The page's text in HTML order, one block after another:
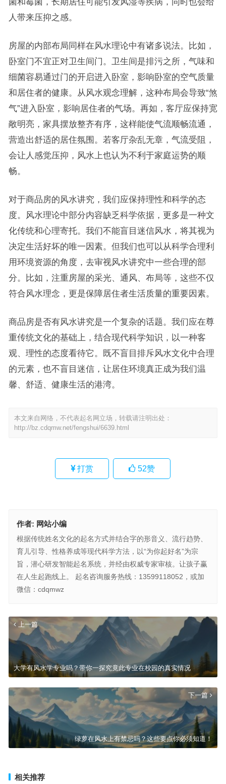
人带来压抑之感。
房屋的内部布局同样在风水理论中有诸多说法。比如，
卧室门不宜正对卫生间门。卫生间是排污之所，气味和
细菌容易通过门的开启进入卧室，影响卧室的空气质量
和居住者的健康。从风水观念理解，这种布局会导致“煞
气”进入卧室，影响居住者的气场。再如，客厅应保持宽
敞明亮，家具摆放整齐有序，这样能使气流顺畅流通，
营造出舒适的居住氛围。若客厅杂乱无章，气流受阻，
会让人感觉压抑，风水上也认为不利于家庭运势的顺
畅。
对于商品房的风水讲究，我们应保持理性和科学的态
度。风水理论中部分内容缺乏科学依据，更多是一种文
化传统和心理寄托。我们不能盲目迷信风水，将其视为
决定生活好坏的唯一因素。但我们也可以从科学合理利
用环境资源的角度，去审视风水讲究中一些合理的部
分。比如，注重房屋的采光、通风、布局等，这些不仅
符合风水理念，更是保障居住者生活质量的重要因素。
商品房是否有风水讲究是一个复杂的话题。我们应在尊
重传统文化的基础上，结合现代科学知识，以一种客
观、理性的态度看待它。既不盲目排斥风水文化中合理
的元素，也不盲目迷信，让居住环境真正成为我们温
馨、舒适、健康生活的港湾。
本文来自网络，不代表起名网立场，转载请注明出处：
http://bz.cdqmw.net/fengshui/6639.html
打赏 52赞
作者: 网站小编
根据传统姓名文化的起名方式并结合字的形音义、流行趋势、
育儿引导、性格养成等现代科学方法，以“为你起好名”为宗
旨，潜心研发智能起名系统，并经由权威专家审核。让孩子赢
在人生起跑线上。 起名咨询服务热线：13599118052，或加
微信：cdqmwz
上一篇
大学有风水学专业吗？带你一探究竟此专业在校园的真实情况
下一篇
绿萝在风水上有禁忌吗？这些要点你必须知道！
相关推荐